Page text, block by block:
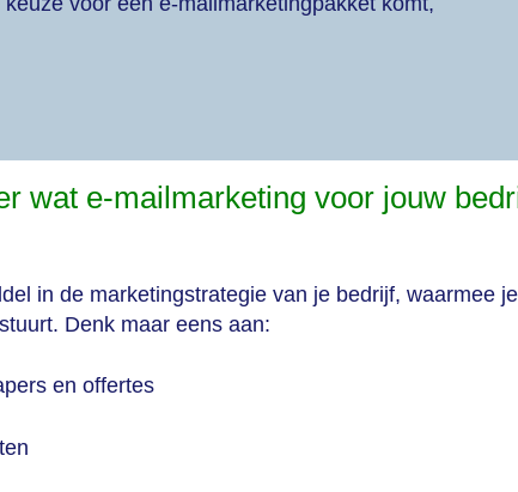
wat e-mailmarketing voor jouw
in de marketingstrategie van je bedrijf, waarmee je
Denk maar eens aan:
en offertes